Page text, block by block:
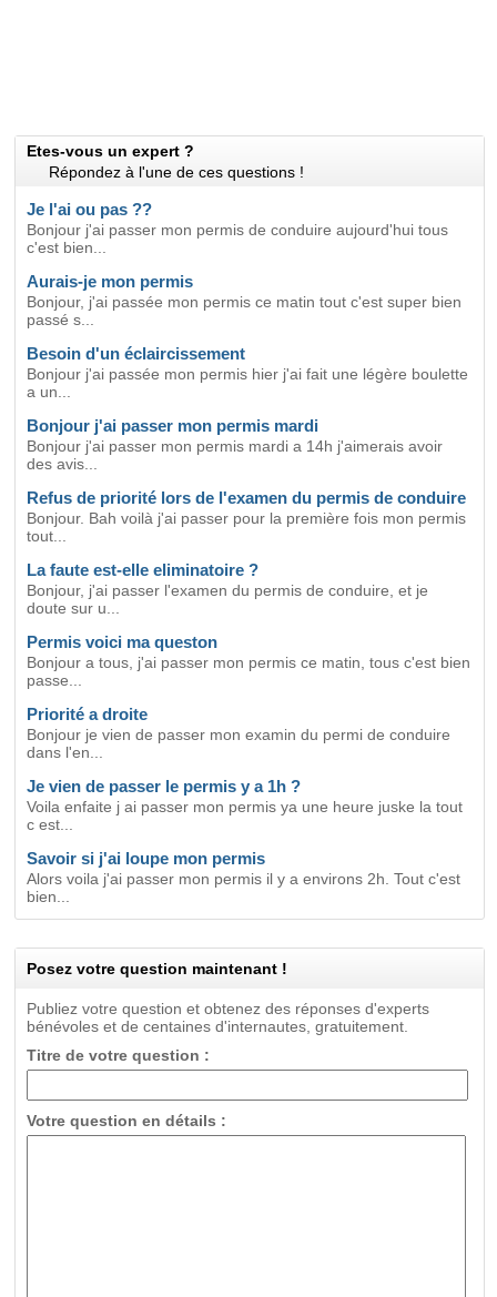
Etes-vous un expert ?
Répondez à l'une de ces questions !
Je l'ai ou pas ??
Bonjour j'ai passer mon permis de conduire aujourd'hui tous
c'est bien...
Aurais-je mon permis
Bonjour, j'ai passée mon permis ce matin tout c'est super bien
passé s...
Besoin d'un éclaircissement
Bonjour j'ai passée mon permis hier j'ai fait une légère boulette
a un...
Bonjour j'ai passer mon permis mardi
Bonjour j'ai passer mon permis mardi a 14h j'aimerais avoir
des avis...
Refus de priorité lors de l'examen du permis de conduire
Bonjour. Bah voilà j'ai passer pour la première fois mon permis
tout...
La faute est-elle eliminatoire ?
Bonjour, j'ai passer l'examen du permis de conduire, et je
doute sur u...
Permis voici ma queston
Bonjour a tous, j'ai passer mon permis ce matin, tous c'est bien
passe...
Priorité a droite
Bonjour je vien de passer mon examin du permi de conduire
dans l'en...
Je vien de passer le permis y a 1h ?
Voila enfaite j ai passer mon permis ya une heure juske la tout
c est...
Savoir si j'ai loupe mon permis
Alors voila j'ai passer mon permis il y a environs 2h. Tout c'est
bien...
Posez votre question maintenant !
Publiez votre question et obtenez des réponses d'experts
bénévoles et de centaines d'internautes, gratuitement.
Titre de votre question :
Votre question en détails :